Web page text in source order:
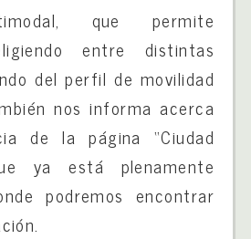
que permite
entre distintas
del perfil de movilidad
nos informa acerca
de la página “Ciudad
ya está plenamente
podremos encontrar